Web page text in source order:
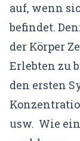
auf, wenn
befindet.
der Körper
Erlebten zu
den ersten
usw. Wie